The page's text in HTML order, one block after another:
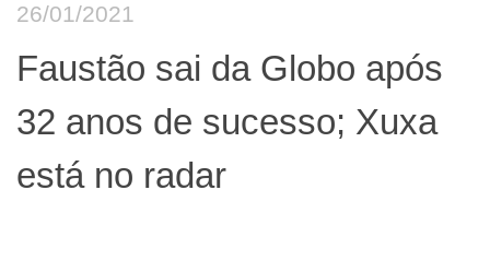
26/01/2021
Faustão sai da Globo após
32 anos de sucesso; Xuxa
está no radar